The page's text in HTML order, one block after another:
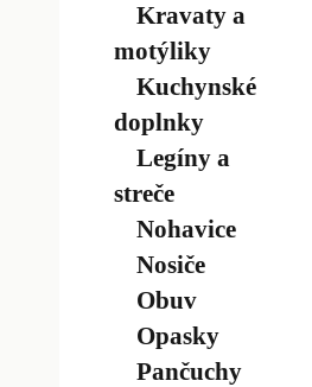
Kravaty a
motýliky
Kuchynské
doplnky
Legíny a
streče
Nohavice
Nosiče
Obuv
Opasky
Pančuchy